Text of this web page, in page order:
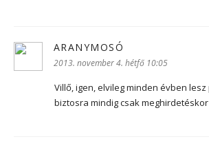
ARANYMOSÓ
2013. november 4. hétfő 10:05
Villő, igen, elvileg minden évben
biztosra mindig csak